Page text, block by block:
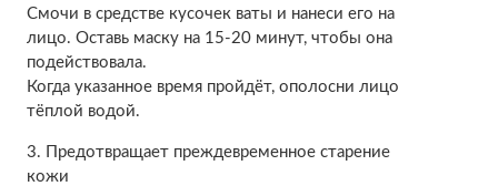
Смочи в средстве кусочек ваты и нанеси его на
лицо. Оставь маску на 15-20 минут, чтобы она
подействовала.
Когда указанное время пройдёт, ополосни лицо
тёплой водой.
3. Предотвращает преждевременное старение
кожи